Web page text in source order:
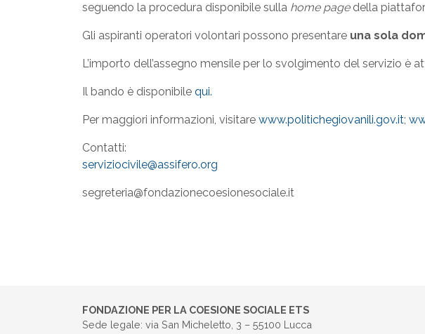
seguendo la procedura disponibile sulla home page della
Gli aspiranti operatori volontari possono presentare una sola
L’importo dell’assegno mensile per lo svolgimento del servizio è
Il bando è disponibile qui.
Per maggiori informazioni, visitare www.politichegiovanili.gov.it;
Contatti:
serviziocivile@assifero.org
segreteria@fondazionecoesionesociale.it
FONDAZIONE PER LA COESIONE SOCIALE ETS
Sede legale: via San Micheletto, 3 – 55100 Lucca